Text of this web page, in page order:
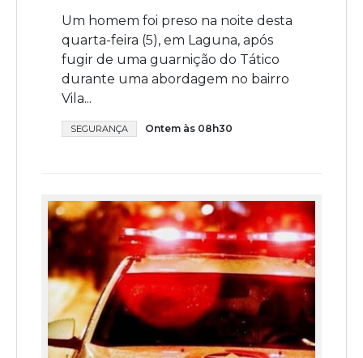
Um homem foi preso na noite desta
quarta-feira (5), em Laguna, após
fugir de uma guarnição do Tático
durante uma abordagem no bairro
Vila...
SEGURANÇA Ontem às 08h30